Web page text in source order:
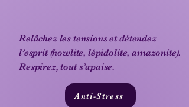
Relâchez les tensions et détendez
l’esprit (howlite, lépidolite, amazonite).
Respirez, tout s’apaise.
Anti-Stress